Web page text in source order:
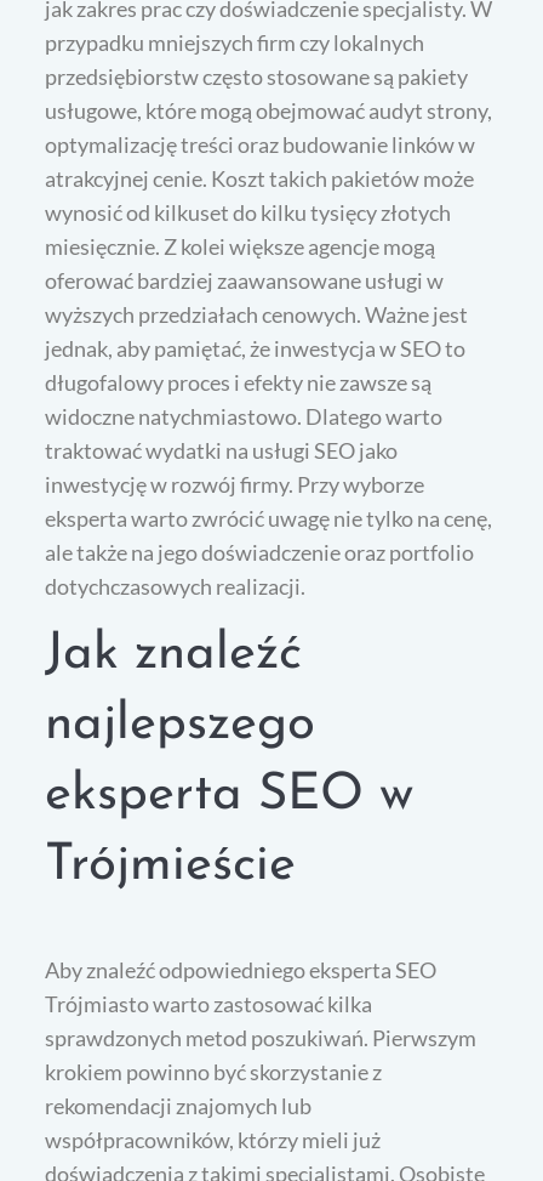
jak zakres prac czy doświadczenie specjalisty. W
przypadku mniejszych firm czy lokalnych
przedsiębiorstw często stosowane są pakiety
usługowe, które mogą obejmować audyt strony,
optymalizację treści oraz budowanie linków w
atrakcyjnej cenie. Koszt takich pakietów może
wynosić od kilkuset do kilku tysięcy złotych
miesięcznie. Z kolei większe agencje mogą
oferować bardziej zaawansowane usługi w
wyższych przedziałach cenowych. Ważne jest
jednak, aby pamiętać, że inwestycja w SEO to
długofalowy proces i efekty nie zawsze są
widoczne natychmiastowo. Dlatego warto
traktować wydatki na usługi SEO jako
inwestycję w rozwój firmy. Przy wyborze
eksperta warto zwrócić uwagę nie tylko na cenę,
ale także na jego doświadczenie oraz portfolio
dotychczasowych realizacji.
Jak znaleźć
najlepszego
eksperta SEO w
Trójmieście
Aby znaleźć odpowiedniego eksperta SEO
Trójmiasto warto zastosować kilka
sprawdzonych metod poszukiwań. Pierwszym
krokiem powinno być skorzystanie z
rekomendacji znajomych lub
współpracowników, którzy mieli już
doświadczenia z takimi specjalistami. Osobiste